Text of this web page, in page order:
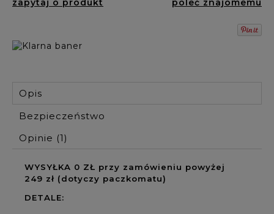
zapytaj o produkt poleć znajomemu
Opis
Bezpieczeństwo
Opinie (1)
WYSYŁKA 0 ZŁ przy zamówieniu powyżej
249 zł (dotyczy paczkomatu)
DETALE: